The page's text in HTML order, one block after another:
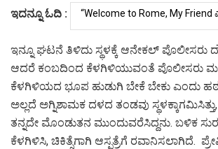
ಇದನ್ನೂ ಓದಿ :
ಇನ್ನೂ ಘಟನೆ ತಿಳಿದು ಸ್ಥಳಕ್ಕೆ ಆನೇಕಲ್ ಪೊಲೀಸರು
ಆದರೆ ಕಂಬದಿಂದ ಕೆಳಗಿಳಿಯುವಂತೆ ಪೊಲೀಸರು
ಕೆಳಗಿಳಿಯದ ಭೂಪ ಹುಡುಗಿ ಬೇಕೆ ಬೇಕು ಎಂದು
ಅಲ್ಲದೆ ಅಗ್ನಿಶಾಮಕ ದಳದ ತಂಡವು
ತನ್ನದೇ ಮೊಂಡುತನ ಮುಂದುವರೆಸಿದ್ದನು. ಬಳಿಕ
ಕೆಳಗಿಳಿಸಿ, ಚಿಕಿತ್ಸೆಗಾಗಿ ಆಸ್ಪತ್ರೆಗೆ ರವಾನಿಸಲಾಗಿದೆ.